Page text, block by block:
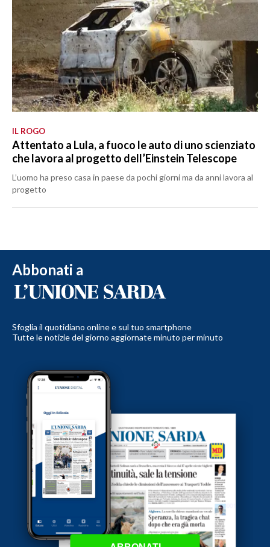
IL ROGO
Attentato a Lula, a fuoco le auto di uno scienziato
che lavora al progetto dell’Einstein Telescope
L’uomo ha preso casa in paese da pochi giorni ma da anni lavora al
progetto
Abbonati a
Sfoglia il quotidiano online e sul tuo smartphone
Tutte le notizie del giorno aggiornate minuto per minuto